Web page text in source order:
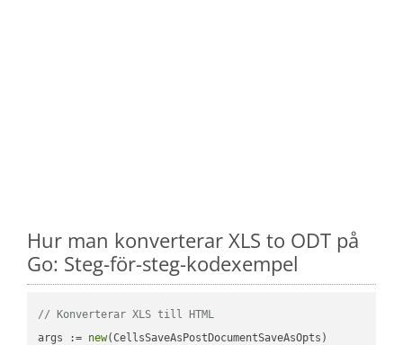
Hur man konverterar XLS to ODT på
Go: Steg-för-steg-kodexempel
// Konverterar XLS till HTML
args := new(CellsSaveAsPostDocumentSaveAsOpts)